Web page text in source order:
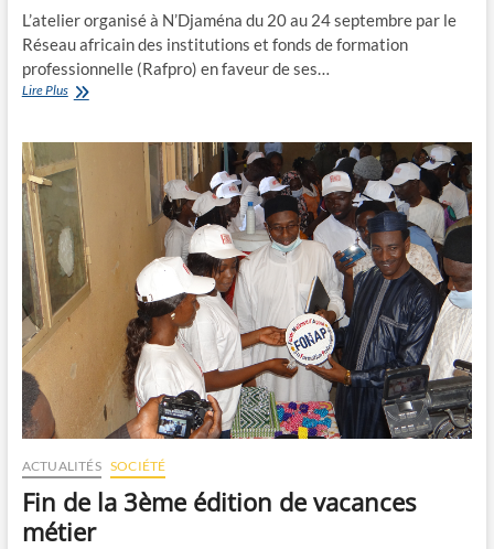
L’atelier organisé à N’Djaména du 20 au 24 septembre par le
Réseau africain des institutions et fonds de formation
professionnelle (Rafpro) en faveur de ses…
Lire PlusLes
RH
membres
du
Rafpro
satisfaits
ACTUALITÉS SOCIÉTÉ
Fin de la 3ème édition de vacances
métier